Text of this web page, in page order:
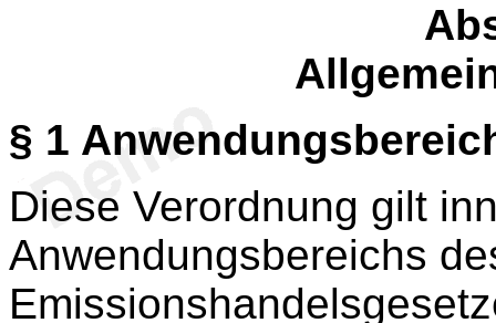
§ 1
Diese Verordnung gilt
Anwendungsbereichs